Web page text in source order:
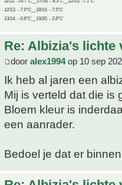
12/13, - 7.9°C__18/19, - 7.5°C
13/14, - 0.8°C__19/20, - 2.8°C
Re: Albizia's lichte
door alex1994op 10 sep
Ik heb al jaren een
Mij is verteld dat die is
Bloem kleur is
een aanrader.
Bedoel je dat er